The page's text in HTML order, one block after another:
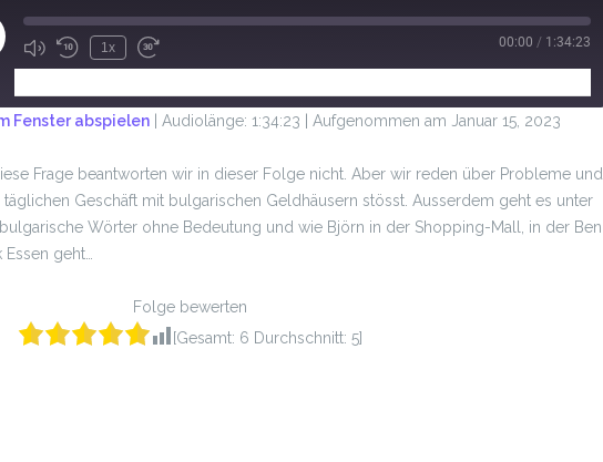
1x 00:00 / 1:34:23
Fenster abspielen | Audiolänge: 1:34:23 | Aufgenommen am Januar 15, 2023
Frage beantworten wir in dieser Folge nicht. Aber wir reden über Probleme und
Geschäft mit bulgarischen Geldhäusern stösst. Ausserdem geht es unter
Wörter ohne Bedeutung und wie Björn in der Shopping-Mall, in der Ben
geht…
Folge bewerten
[Gesamt: 6 Durchschnitt: 5]